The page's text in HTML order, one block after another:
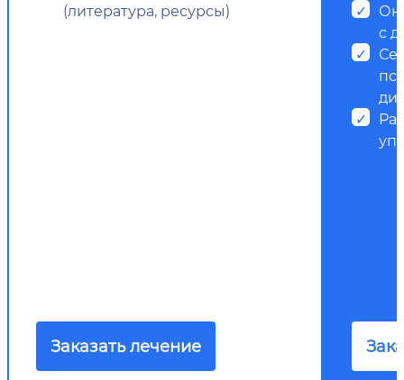
(литература, ресурсы)
Заказать лечение
с